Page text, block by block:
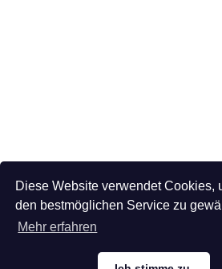
Diese Website verwendet Cookies,
den bestmöglichen Service zu
Mehr erfahren